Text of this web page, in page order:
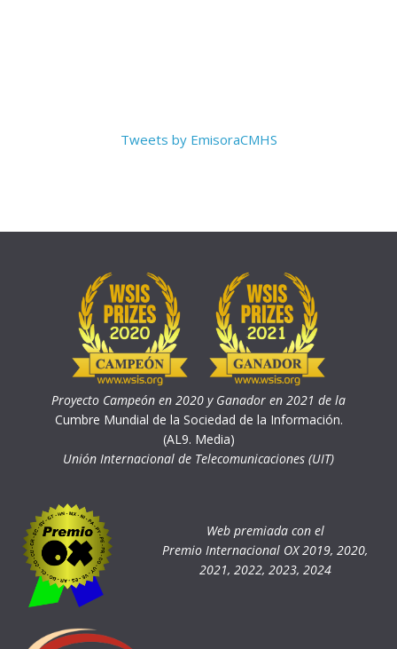
Tweets by EmisoraCMHS
Proyecto Campeón en 2020 y Ganador en 2021 de la
Cumbre Mundial de la Sociedad de la Información.
(AL9. Media)
Unión Internacional de Telecomunicaciones (UIT)
Web premiada con el
Premio Internacional OX 2019, 2020,
2021, 2022, 2023, 2024